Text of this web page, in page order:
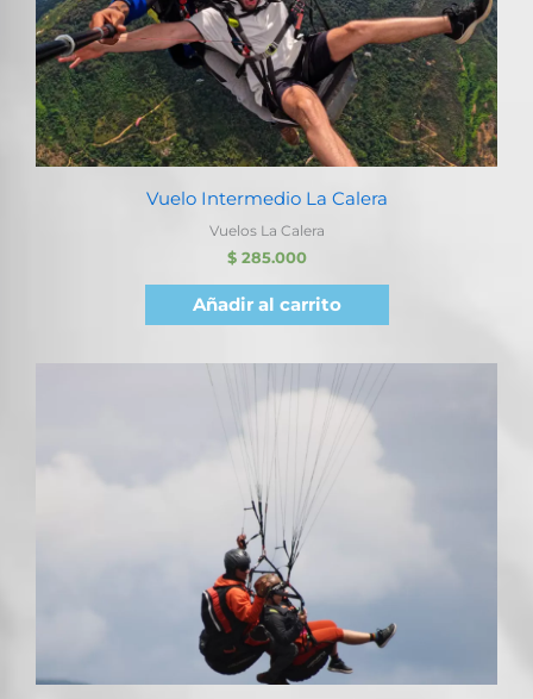
Vuelo Intermedio La Calera
Vuelos La Calera
$285.000
Añadir al carrito